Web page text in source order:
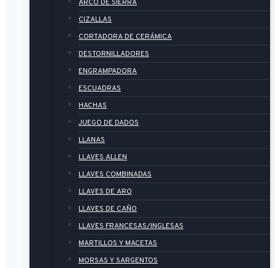
ARCO DE SIERRA
CIZALLAS
CORTADORA DE CERÁMICA
DESTORNILLADORES
ENGRAMPADORA
ESCUADRAS
HACHAS
JUEGO DE DADOS
LLANAS
LLAVES ALLEN
LLAVES COMBINADAS
LLAVES DE ARO
LLAVES DE CAÑO
LLAVES FRANCESAS/INGLESAS
MARTILLOS Y MACETAS
MORSAS Y SARGENTOS